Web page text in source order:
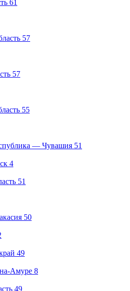
61
57
57
55
— Чувашия 51
4
51
50
49
Амуре 8
49